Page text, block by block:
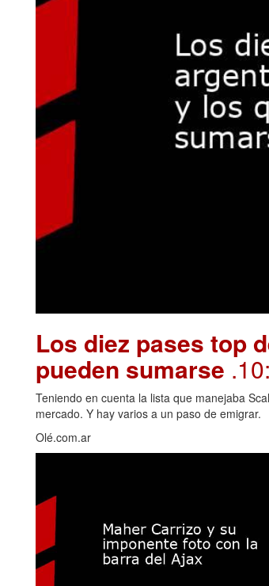
Los diez pases top
pueden sumarse
Teniendo en cuenta la lista que manejaba
mercado. Y hay varios a un paso de emigrar.
Olé.com.ar